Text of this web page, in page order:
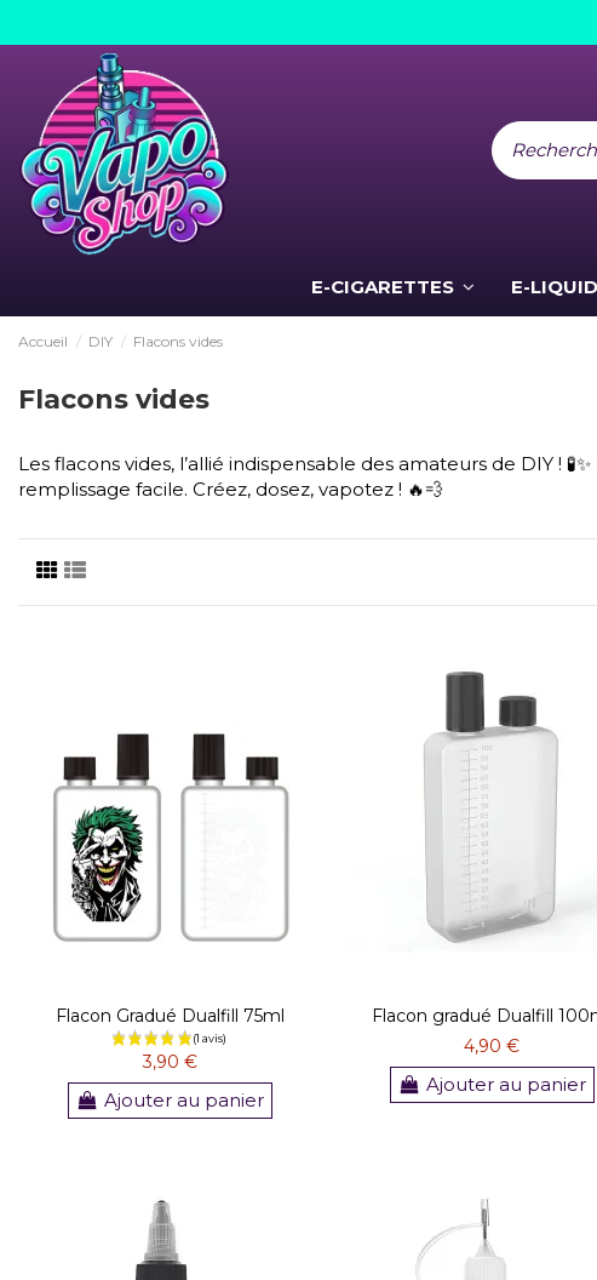
E-CIGARETTES E-
Accueil DIY Flacons vides
Flacons vides
Les flacons vides, l’allié indispensable des amateurs de DIY !
remplissage facile. Créez, dosez, vapotez ! 🔥💨
Flacon Gradué Dualfill 75ml
3,90 €
Ajouter au panier
Flacon gradué Dualfill
4,90 €
Ajouter au panier